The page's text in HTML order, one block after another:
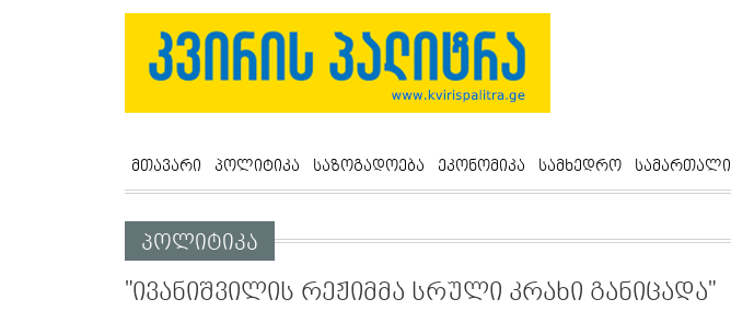
მთავარი პოლიტიკა საზოგადოება ეკონომიკა სამხედრო სამართალი
პოლიტიკა
"ივანიშვილის რეჟიმმა სრული კრახი განიცადა"